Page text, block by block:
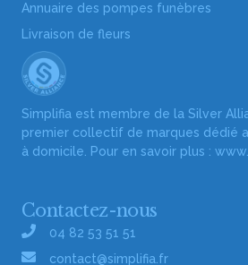
Annuaire des pompes funèbres
Livraison de fleurs
Simplifia est membre de la Silver
premier collectif de marques dédié
à domicile. Pour en savoir plus :
Contactez-nous
04 82 53 51 51
contact@simplifia.fr